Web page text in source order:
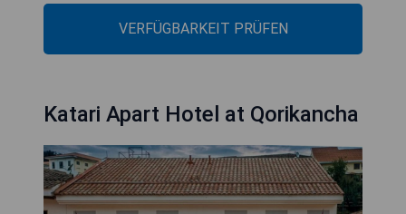
VERFÜGBARKEIT PRÜFEN
Katari Apart Hotel at Qorikancha